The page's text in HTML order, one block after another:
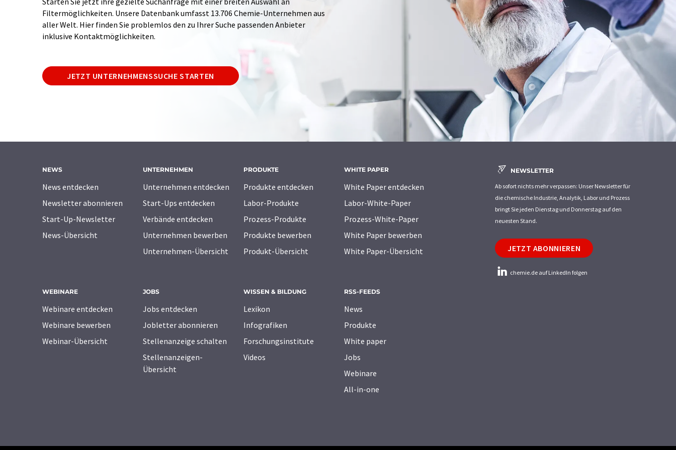
Filtermöglichkeiten. Unsere Datenbank umfasst 13.706 Chemie-Unternehmen aus
aller Welt. Hier finden Sie problemlos den zu Ihrer Suche passenden Anbieter
inklusive Kontaktmöglichkeiten.
JETZT UNTERNEHMENSSUCHE STARTEN
NEWS
News entdecken
Newsletter abonnieren
Start-Up-Newsletter
News-Übersicht
UNTERNEHMEN
Unternehmen entdecken
Start-Ups entdecken
Verbände entdecken
Unternehmen bewerben
Unternehmen-Übersicht
PRODUKTE
Produkte entdecken
Labor-Produkte
Prozess-Produkte
Produkte bewerben
Produkt-Übersicht
WHITE PAPER
White Paper entdecken
Labor-White-Paper
Prozess-White-Paper
White Paper bewerben
White Paper-Übersicht
WEBINARE
Webinare entdecken
Webinare bewerben
Webinar-Übersicht
JOBS
Jobs entdecken
Jobletter abonnieren
Stellenanzeige schalten
Stellenanzeigen-
Übersicht
WISSEN & BILDUNG
Lexikon
Infografiken
Forschungsinstitute
Videos
RSS-FEEDS
News
Produkte
White paper
Jobs
Webinare
All-in-one
NEWSLETTER
Ab sofort nichts mehr verpassen: Unser Newsletter für
die chemische Industrie, Analytik, Labor und Prozess
bringt Sie jeden Dienstag und Donnerstag auf den
neuesten Stand.
JETZT ABONNIEREN
chemie.de auf LinkedIn folgen